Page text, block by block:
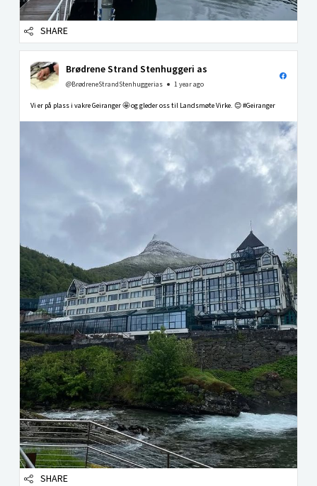
SHARE
Brødrene Strand Stenhuggeri as
@BrødreneStrandStenhuggerias 1 year ago
Vi er på plass i vakre Geiranger 🤩 og gleder oss til Landsmøte Virke. 😊 #Geiranger
SHARE